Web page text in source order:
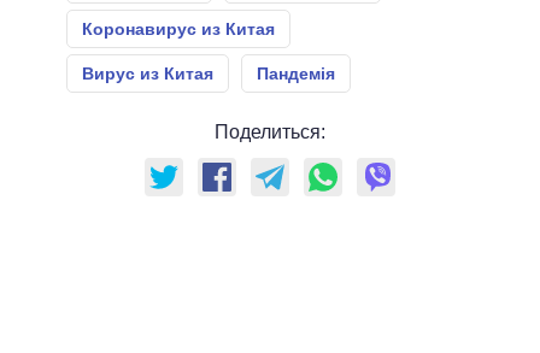
Коронавирус из Китая
Вирус из Китая Пандемія
Поделиться: